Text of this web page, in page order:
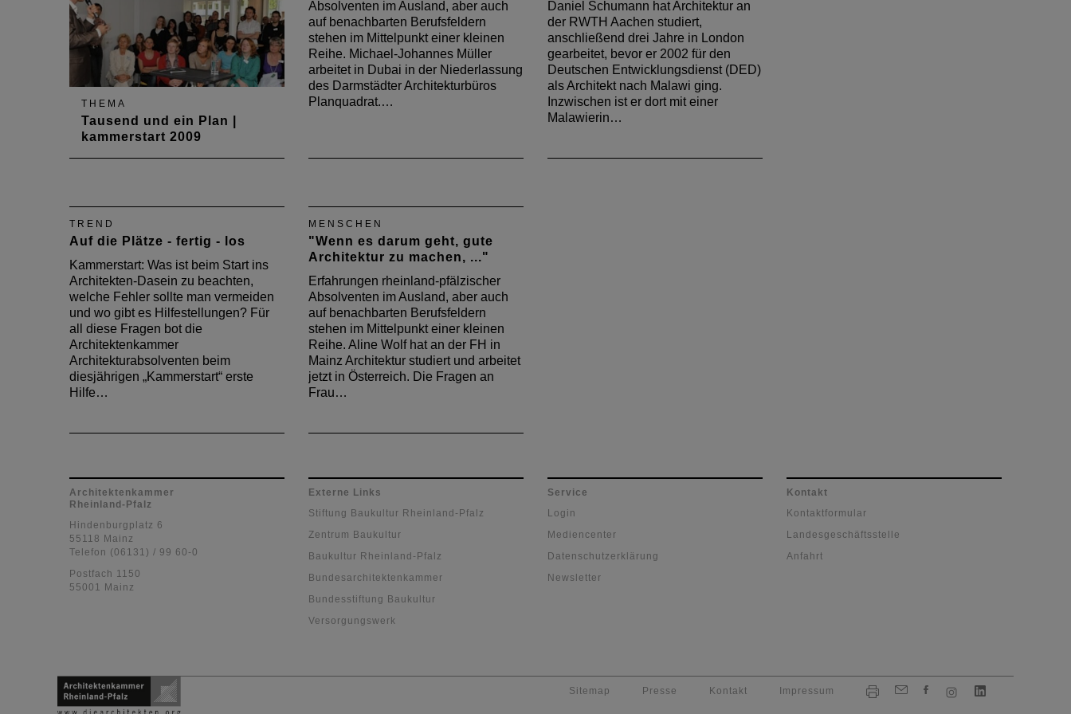
Berufseinstieg und zeigten, dass
es in der schwierigen…
Musik und angeregte Gespräche.
THEMA
Tausend und ein Plan |
kammerstart 2009
anderem berichteten an dem
Abend zwei Architekten aus
ihrem Arbeitsalltag in Dubai und
Bahrain, sie sprachen über die…
Absolventen im Ausland, aber auch
auf benachbarten Berufsfeldern
stehen im Mittelpunkt einer kleinen
Reihe. Michael-Johannes Müller
arbeitet in Dubai in der Niederlassung
des Darmstädter Architekturbüros
Planquadrat.…
Daniel Schumann hat Architektur an
der RWTH Aachen studiert,
anschließend drei Jahre in London
gearbeitet, bevor er 2002 für den
Deutschen Entwicklungsdienst (DED)
als Architekt nach Malawi ging.
Inzwischen ist er dort mit einer
Malawierin…
TREND
Auf die Plätze - fertig - los
Kammerstart: Was ist beim Start ins
Architekten-Dasein zu beachten,
welche Fehler sollte man vermeiden
und wo gibt es Hilfestellungen? Für
all diese Fragen bot die
Architektenkammer
Architekturabsolventen beim
diesjährigen „Kammerstart“ erste
Hilfe…
MENSCHEN
"Wenn es darum geht, gute
Architektur zu machen, ..."
Erfahrungen rheinland-pfälzischer
Absolventen im Ausland, aber auch
auf benachbarten Berufsfeldern
stehen im Mittelpunkt einer kleinen
Reihe. Aline Wolf hat an der FH in
Mainz Architektur studiert und arbeitet
jetzt in Österreich. Die Fragen an
Frau…
Architektenkammer
Rheinland-Pfalz
Hindenburgplatz 6
55118 Mainz
Telefon (06131) / 99 60-0
Postfach 1150
55001 Mainz
Externe Links
Stiftung Baukultur Rheinland-Pfalz
Zentrum Baukultur
Baukultur Rheinland-Pfalz
Bundesarchitektenkammer
Bundesstiftung Baukultur
Versorgungswerk
Service
Login
Mediencenter
Datenschutzerklärung
Newsletter
Kontakt
Kontaktformular
Landesgeschäftsstelle
Anfahrt
Sitemap Presse Kontakt Impressum